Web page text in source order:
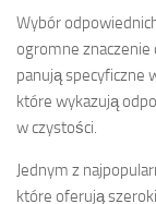
Wybór
ogromne znaczenie
panują specyficzne
które wykazują
w czystości.
Jednym z
które oferują